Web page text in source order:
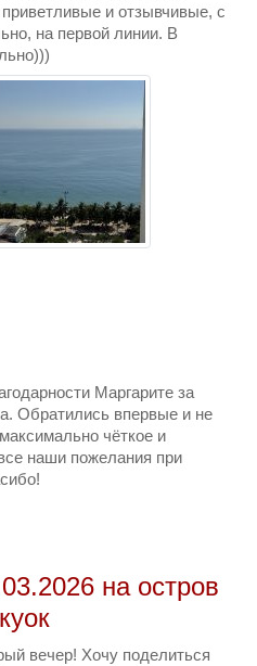
и отзывчивые, с
на первой линии. В
Маргарите за
Обратились впервые и не
чёткое и
наши пожелания при
на остров
вечер! Хочу поделиться